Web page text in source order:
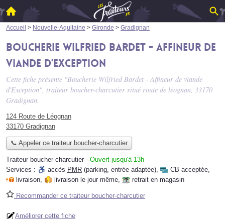
Accueil > Nouvelle-Aquitaine > Gironde > Gradignan
Boucherie Wilfried Bardet - Affineur de
viande d'Exception
Cette fiche présente "Boucherie Wilfried Bardet - Affineur de viande
d'Exception", traiteur boucher-charcutier situé route de léognan, 33170
Gradignan.
124 Route de Léognan
33170 Gradignan
📞 Appeler ce traiteur boucher-charcutier
Traiteur boucher-charcutier - Ouvert jusqu'à 13h
Services :
accès PMR (parking, entrée adaptée), CB acceptée,
livraison, livraison le jour même, retrait en magasin
Recommander ce traiteur boucher-charcutier
Améliorer cette fiche